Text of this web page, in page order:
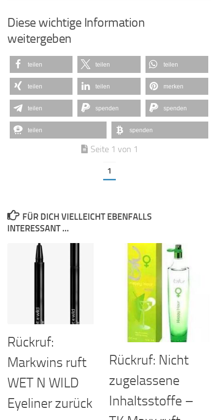
Diese wichtige Information
weitergeben
teilen teilen teilen
teilen teilen merken
teilen spenden spenden
teilen spenden
Seite 1 von 1
1
FÜR DICH VIELLEICHT EBENFALLS
INTERESSANT …
Rückruf:
Markwins ruft
WET N WILD
Eyeliner zurück
Rückruf: Nicht
zugelassene
Inhaltsstoffe –